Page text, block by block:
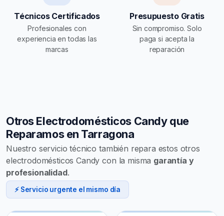
Técnicos Certificados
Profesionales con
experiencia en todas las
marcas
Presupuesto Gratis
Sin compromiso. Solo
paga si acepta la
reparación
Otros Electrodomésticos Candy que
Reparamos en Tarragona
Nuestro servicio técnico también repara estos otros
electrodomésticos Candy con la misma garantía y
profesionalidad.
⚡ Servicio urgente el mismo día